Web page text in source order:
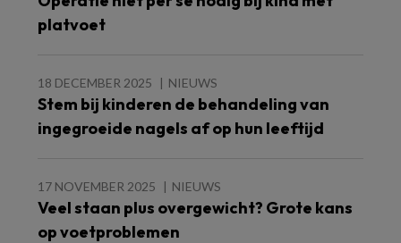
platvoet
18 DECEMBER 2025 NIEUWS
Stem bij kinderen de behandeling van
ingegroeide nagels af op hun leeftijd
17 NOVEMBER 2025 NIEUWS
Veel staan plus overgewicht? Grote kans
op voetproblemen